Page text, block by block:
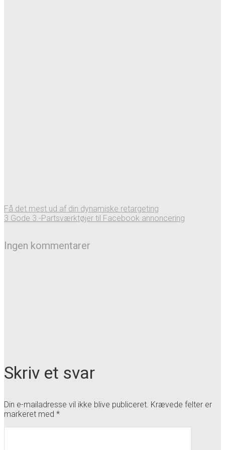
Få det mest ud af din dynamiske retargeting
3 Gode 3.-Partsværktøjer til Facebook annoncering
Ingen kommentarer
Skriv et svar
Din e-mailadresse vil ikke blive publiceret. Krævede felter er
markeret med *